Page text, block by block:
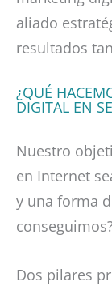
aliado
resultados
¿QUÉ
DIGITAL EN
Nuestro
en Internet
y una forma
Dos pilares